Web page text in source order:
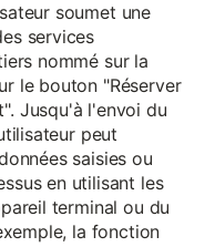
soumet une
services
nommé sur la
le bouton "Réserver
Jusqu'à l'envoi du
peut
saisies ou
en utilisant les
terminal ou du
la fonction